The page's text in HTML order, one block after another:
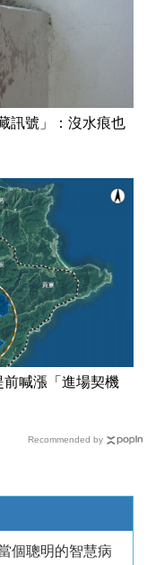
訊號」：沒水痕也
喊漲「進場契機
Recommended by
個聰明的智慧病